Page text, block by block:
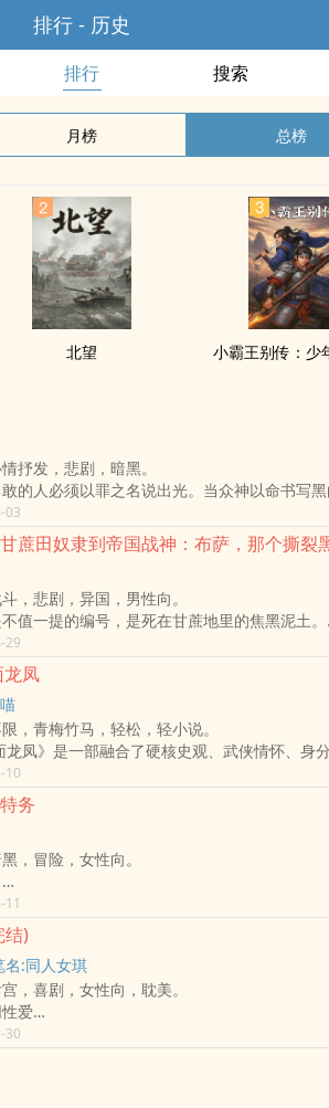
排行 - 历史
排行 搜索
月榜 总榜
北望 小霸王别传：少
抒发，悲剧，暗黑。
的人必须以罪之名说出光。当众神以命书写黑
03
，悲剧，异国，男性向。
值一提的编号，是死在甘蔗地里的焦黑泥土。
国之首，是刻在国土灵魂上的至尊战魂！
枪大炮，他只用一把砍蔗弯刀，就为后世劈
快乐……我主总是拯救奋斗者！」
巴贝多182年奴役史中，最狂、最烈、最不屈
重回1816年那个血色复活节！
29
龙凤
，青梅竹马，轻松，轻小说。
龙凤》是一部融合了硬核史观、武侠情怀、身
事始于嘉靖四十年，兵部尚书之女童立冬因家
成为智勇双全的魏王；与此同时，隆庆皇帝
，奉嘉靖帝之命，从小以二公主之名被抚养，
太子。这两位性别认知的「异数」，结下了相
虽被被立为皇太子，但内心却是热爱自由的二
游走宫外，在童立冬的护航下，于京城创立情
才之姿建立全球商号「宜平堂」。这对「龙凤
们利用超前的科学知识推动「大明工业革命」
树的爆炸式成长让大明国力瞬息跨越数百年。
瑞清肃吏治，推行男女平权、废除缠足与奴籍
；在武功上，朱萍萍化身「弯刀赵二娘」亲征
击退日本、平定南洋、横扫欧亚非美各洲，建
」。这不只是皇权的扩张，更是一场关于「成
两人始终依偎，最终在盛世巅峰选择神隐，留
传奇。
10
务
，冒险，女性向。
局。
城退十万军。
暗处改变战局的人。
夜晚——
。
11
结)
名:同人女琪
，喜剧，女性向，耽美。
爱‍
过22年,故古代己成真,约五成以上
30